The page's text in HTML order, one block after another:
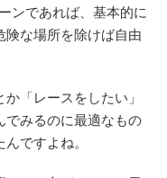
ンであれば、基本的に
な場所を除けば自由
「レースをしたい」
でみるのに最適なもの
ですよね。